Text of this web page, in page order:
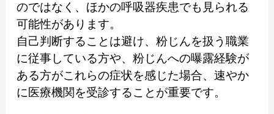
のではなく、ほかの呼吸器疾患でも見られる
可能性があります。
自己判断することは避け、粉じんを扱う職業
に従事している方や、粉じんへの曝露経験が
ある方がこれらの症状を感じた場合、速やか
に医療機関を受診することが重要です。